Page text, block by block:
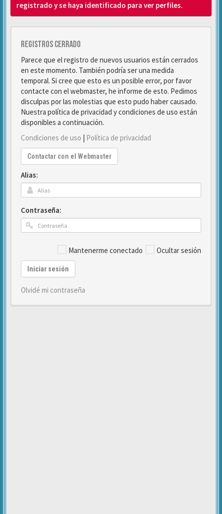
registrado y se haya identificado para ver perfiles.
Registros cerrado
Parece que el registro de nuevos usuarios están cerrados
en este momento. También podría ser una medida
temporal. Si cree que esto es un posible error, por favor
contacte con el webmaster, he informe de esto. Pedimos
disculpas por las molestias que esto pudo haber causado.
Nuestra política de privacidad y condiciones de uso están
disponibles a continuación.
Condiciones de uso | Política de privacidad
Contactar con el Webmaster
Alias:
Contraseña:
Mantenerme conectado Ocultar sesión
Iniciar sesión
Olvidé mi contraseña